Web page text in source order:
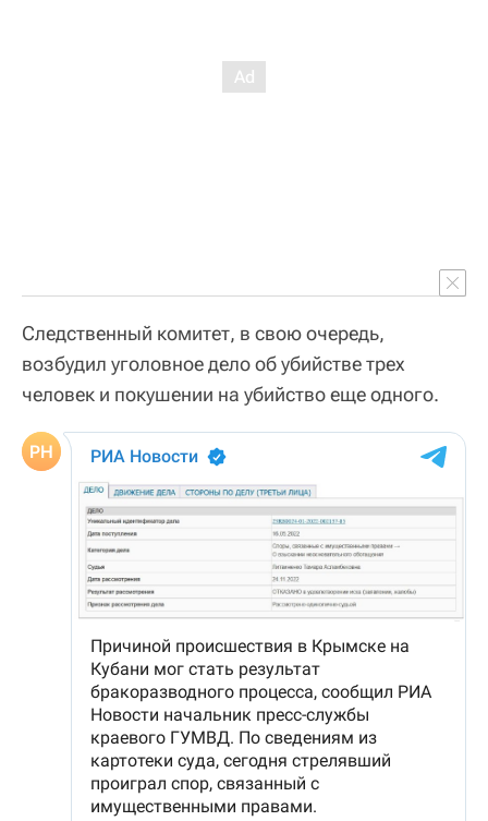
Следственный комитет, в свою очередь,
возбудил уголовное дело об убийстве трех
человек и покушении на убийство еще одного.